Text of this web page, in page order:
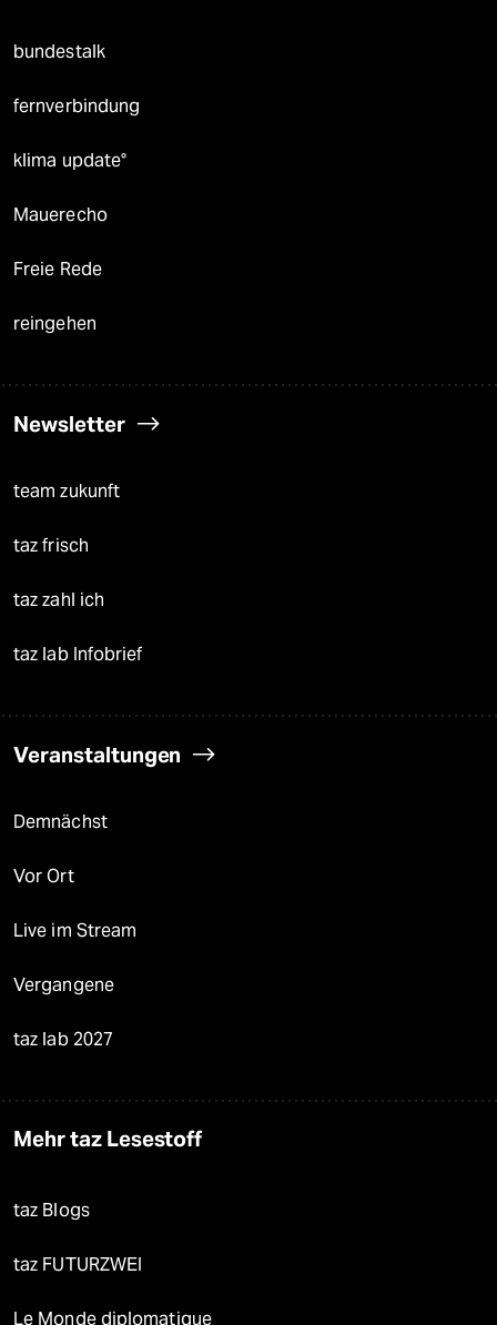
bundestalk
fernverbindung
klima update°
Mauerecho
Freie Rede
reingehen
Newsletter
team zukunft
taz frisch
taz zahl ich
taz lab Infobrief
Veranstaltungen
Demnächst
Vor Ort
Live im Stream
Vergangene
taz lab 2027
Mehr taz Lesestoff
taz Blogs
taz FUTURZWEI
Le Monde diplomatique